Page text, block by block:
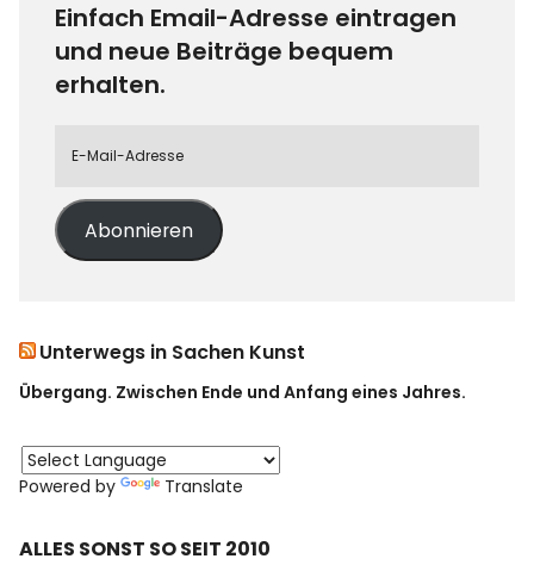
Einfach Email-Adresse eintragen
und neue Beiträge bequem
erhalten.
Abonnieren
Unterwegs in Sachen Kunst
Übergang. Zwischen Ende und Anfang eines Jahres.
Powered by Translate
ALLES SONST SO SEIT 2010